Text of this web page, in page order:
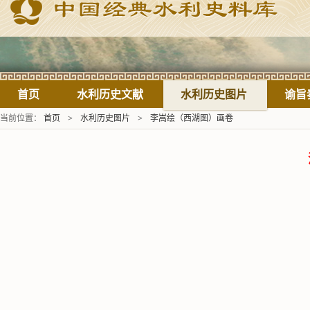
首页 水利历史文献 水利历史图片 谕旨
当前位置： 首页 > 水利历史图片 > 李嵩绘（西湖图）画卷